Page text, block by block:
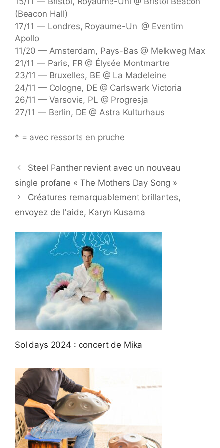
(Beacon Hall)
17/11 — Londres, Royaume-Uni @ Eventim
Apollo
11/20 — Amsterdam, Pays-Bas @ Melkweg Max
21/11 — Paris, FR @ Élysée Montmartre
23/11 — Bruxelles, BE @ La Madeleine
24/11 — Cologne, DE @ Carlswerk Victoria
26/11 — Varsovie, PL @ Progresja
27/11 — Berlin, DE @ Astra Kulturhaus
* = avec ressorts en pruche
Steel Panther revient avec un nouveau
single profane « The Mothers Day Song »
Créatures remarquablement brillantes,
envoyez de l'aide, Karyn Kusama
Solidays 2024 : concert de Mika